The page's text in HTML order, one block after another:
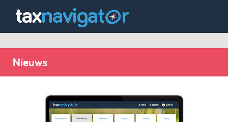
Nieuws